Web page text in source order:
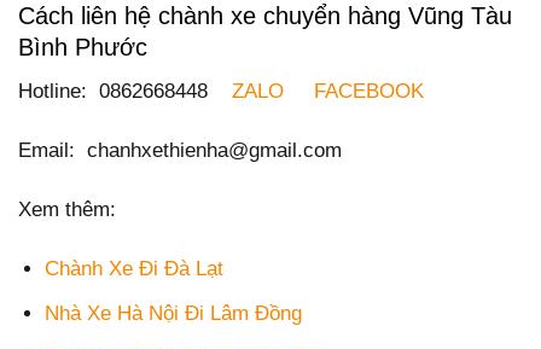
Cách liên hệ chành xe chuyển hàng Vũng Tàu
Bình Phước
Hotline: 0862668448 ZALO FACEBOOK
Email: chanhxethienha@gmail.com
Xem thêm:
Chành Xe Đi Đà Lạt
Nhà Xe Hà Nội Đi Lâm Đồng